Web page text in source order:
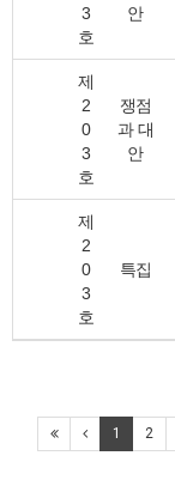
3
호
안
제
2
0
3
호
쟁점
과 대
안
제
2
0
3
호
특집
1 2